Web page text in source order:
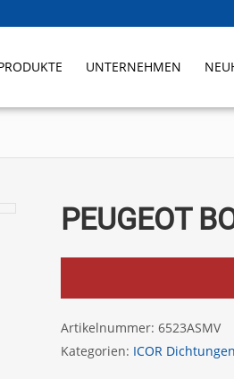
UNTERNEHMEN
PEUGEOT
Artikelnummer:6523ASMV
Kategorien: ICOR